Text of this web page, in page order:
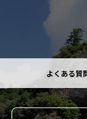
よくある質